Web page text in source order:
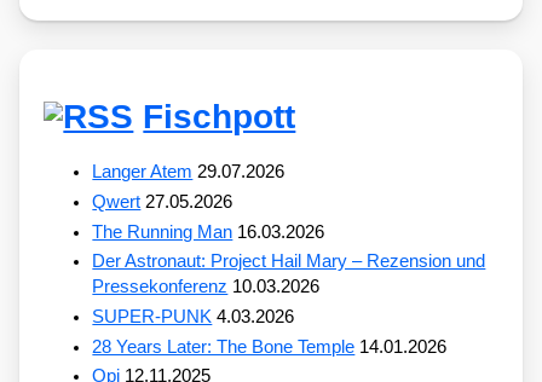
Fischpott
Langer Atem 29.07.2026
Qwert 27.05.2026
The Running Man 16.03.2026
Der Astronaut: Project Hail Mary – Rezension und
Pressekonferenz 10.03.2026
SUPER-PUNK 4.03.2026
28 Years Later: The Bone Temple 14.01.2026
Opi 12.11.2025